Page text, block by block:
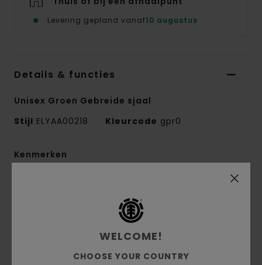
Levering gepland vanaf10 augustus
Details & functies
Unisex Groen Gebreide sjaal
Stijl ELYAA00218 Kleurcode gpr0
Kenmerken
20 g/m2
Gedraaid garen met kleurverloop
WELCOME!
CHOOSE YOUR COUNTRY